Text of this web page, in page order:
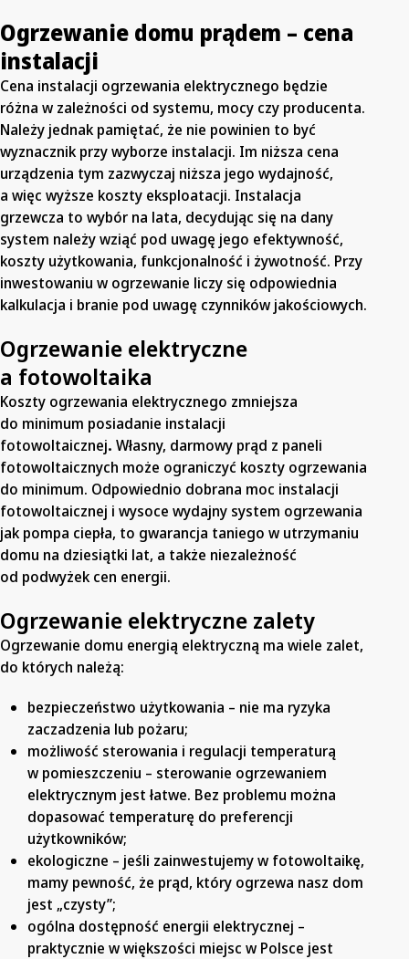
Ogrzewanie domu prądem – cena
instalacji
Cena instalacji ogrzewania elektrycznego będzie
różna w zależności od systemu, mocy czy producenta.
Należy jednak pamiętać, że nie powinien to być
wyznacznik przy wyborze instalacji. Im niższa cena
urządzenia tym zazwyczaj niższa jego wydajność,
a więc wyższe koszty eksploatacji. Instalacja
grzewcza to wybór na lata, decydując się na dany
system należy wziąć pod uwagę jego efektywność,
koszty użytkowania, funkcjonalność i żywotność. Przy
inwestowaniu w ogrzewanie liczy się odpowiednia
kalkulacja i branie pod uwagę czynników jakościowych.
Ogrzewanie elektryczne
a fotowoltaika
Koszty ogrzewania elektrycznego zmniejsza
do minimum posiadanie instalacji
fotowoltaicznej. Własny, darmowy prąd z paneli
fotowoltaicznych może ograniczyć koszty ogrzewania
do minimum. Odpowiednio dobrana moc instalacji
fotowoltaicznej i wysoce wydajny system ogrzewania
jak pompa ciepła, to gwarancja taniego w utrzymaniu
domu na dziesiątki lat, a także niezależność
od podwyżek cen energii.
Ogrzewanie elektryczne zalety
Ogrzewanie domu energią elektryczną ma wiele zalet,
do których należą:
bezpieczeństwo użytkowania – nie ma ryzyka
zaczadzenia lub pożaru;
możliwość sterowania i regulacji temperaturą
w pomieszczeniu – sterowanie ogrzewaniem
elektrycznym jest łatwe. Bez problemu można
dopasować temperaturę do preferencji
użytkowników;
ekologiczne – jeśli zainwestujemy w fotowoltaikę,
mamy pewność, że prąd, który ogrzewa nasz dom
jest „czysty”;
ogólna dostępność energii elektrycznej –
praktycznie w większości miejsc w Polsce jest